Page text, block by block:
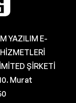
YAZILIM E-
ŞİRKETİ
Murat